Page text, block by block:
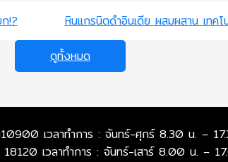
!?
หินแกรนิตดำอินเดีย ผสมผสาน เทคโ
ดูทั้งหมด
เวลาทำการ : จันทร์-ศุกร์ 8.30 น. –
เวลาทำการ : จันทร์-เสาร์ 8.00 น. –